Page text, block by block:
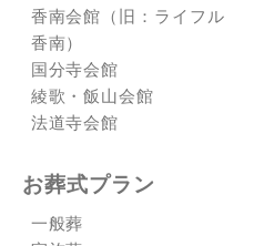
香南会館（旧：ライフル
香南）
国分寺会館
綾歌・飯山会館
法道寺会館
お葬式プラン
一般葬